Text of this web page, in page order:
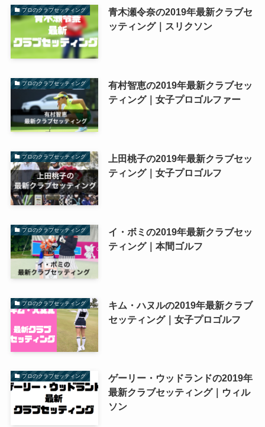
プロのクラブセッティング
青木瀬令奈の2019年最新クラブセ
ッティング｜スリクソン
プロのクラブセッティング
有村智恵の2019年最新クラブセッ
ティング｜女子プロゴルファー
プロのクラブセッティング
上田桃子の2019年最新クラブセッ
ティング｜女子プロゴルフ
プロのクラブセッティング
イ・ボミの2019年最新クラブセッ
ティング｜本間ゴルフ
プロのクラブセッティング
キム・ハヌルの2019年最新クラブ
セッティング｜女子プロゴルフ
プロのクラブセッティング
ゲーリー・ウッドランドの2019年
最新クラブセッティング｜ウィル
ソン